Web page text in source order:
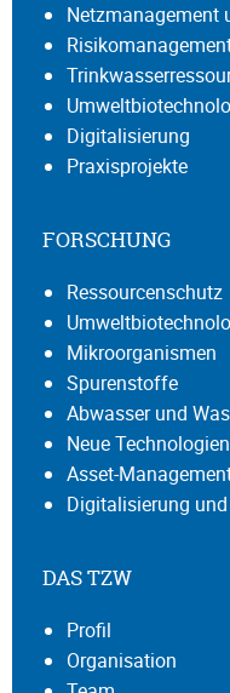
Netzmanagement
Digitalisierung
Praxisprojekte
FORSCHUNG
Ressourcenschutz
Mikroorganismen
Spurenstoffe
Abwasser und
Neue
Asset-
Digitalisierung
DAS TZW
Profil
Organisation